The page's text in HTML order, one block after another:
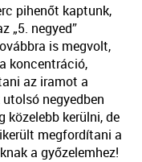
pihenőt kaptunk,
„5. negyed”
is megvolt,
koncentráció,
az iramot a
negyedben
kerülni, de
megfordítani a
a győzelemhez!